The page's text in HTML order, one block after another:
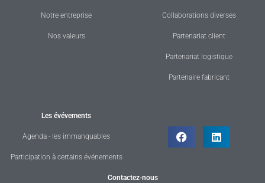
Notre entreprise
Nos valeurs
Collaborations diverses
Partenariat client
Partenariat logistique
Partenaire fabricant
Les évévements
Agenda - les immanquables
Participation à certains événements
Contactez-nous